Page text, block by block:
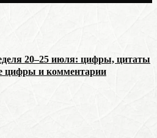
20–25 июля: цифры, цитаты
и комментарии